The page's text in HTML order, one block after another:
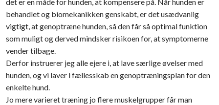
behandlet og biomekanikken genskabt, er det usædvanlig
vigtigt, at genoptræne hunden, så den får så optimal funktion
som muligt og derved mindsker risikoen for, at symptomerne
vender tilbage.
Derfor instruerer jeg alle ejere i, at lave særlige øvelser med
hunden, og vi laver i fællesskab en genoptræningsplan for den
enkelte hund.
Jo mere varieret træning jo flere muskelgrupper får man